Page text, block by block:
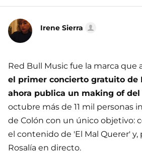
Irene Sierra
Red Bull Music fue la marca que
el primer concierto gratuito de
ahora publica un making of
octubre más de 11 mil personas
de Colón con un único objetivo:
el contenido de 'El Mal Querer' y,
Rosalía en directo.